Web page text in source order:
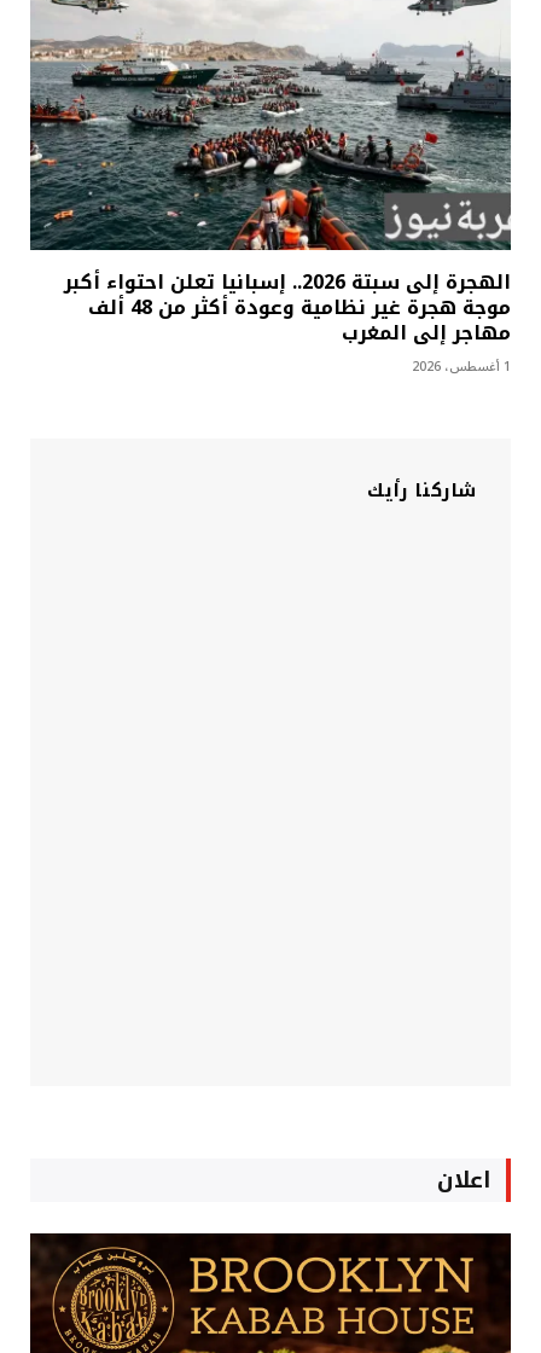
الهجرة إلى سبتة 2026.. إسبانيا تعلن احتواء أكبر
موجة هجرة غير نظامية وعودة أكثر من 48 ألف
مهاجر إلى المغرب
1 أغسطس، 2026
شاركنا رأيك
اعلان